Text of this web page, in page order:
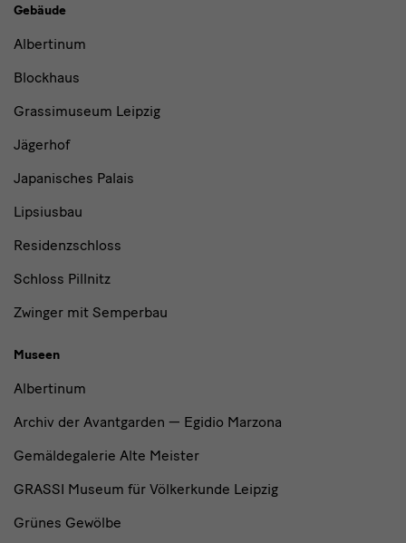
Museen
Institutionen
Gebäude
Albertinum
Blockhaus
Grassimuseum Leipzig
Jägerhof
Japanisches Palais
Lipsiusbau
Residenzschloss
Schloss Pillnitz
Zwinger mit Semperbau
Museen
Albertinum
Archiv der Avantgarden — Egidio Marzona
Gemäldegalerie Alte Meister
GRASSI Museum für Völkerkunde Leipzig
Grünes Gewölbe